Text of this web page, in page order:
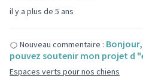
il y a plus de 5 ans
Nouveau commentaire :
pouvez soutenir mon projet d
Espaces verts pour nos chiens